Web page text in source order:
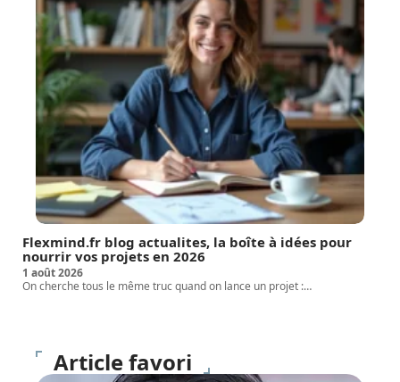
Flexmind.fr blog actualites, la boîte à idées pour
nourrir vos projets en 2026
1 août 2026
On cherche tous le même truc quand on lance un projet :…
Article favori